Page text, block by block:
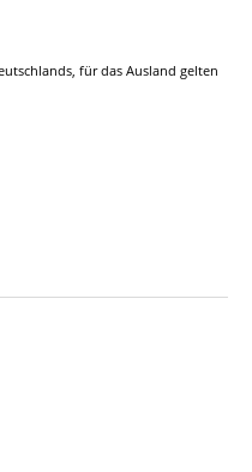
für das Ausland gelten